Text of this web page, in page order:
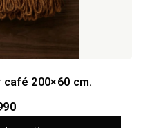
200×60 cm.